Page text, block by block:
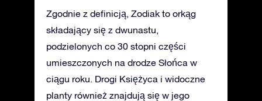
Zgodnie z definicją, Zodiak to orkąg
składający się z dwunastu,
podzielonych co 30 stopni części
umieszczonych na drodze Słońca w
ciągu roku. Drogi Księżyca i widoczne
planty również znajdują się w jego